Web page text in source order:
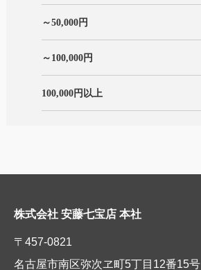
～50,000円
～100,000円
100,000円以上
株式会社 安藤七宝店 本社
〒457-0821
名古屋市南区弥次ヱ町5丁目12番15号